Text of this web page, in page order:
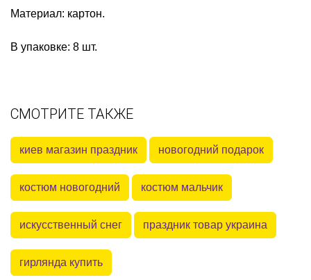
Материал: картон.
В упаковке: 8 шт.
СМОТРИТЕ ТАКЖЕ
киев магазин праздник новогодний подарок
костюм новогодний костюм мальчик
искусственный снег праздник товар украина
гирлянда купить